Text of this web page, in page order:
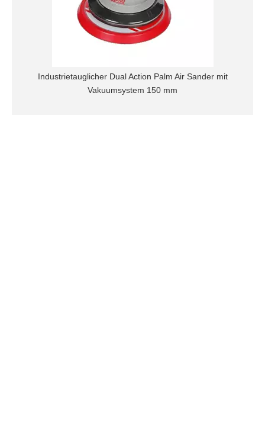
Industrietauglicher Dual Action Palm Air Sander mit
Vakuumsystem 150 mm